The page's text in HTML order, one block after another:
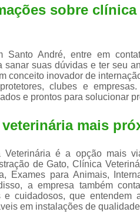
sobre
André, entre em
sanar suas dúvidas e ter seu
conceito inovador de
clubes e
e prontos para solucionar
mais
Veterinária é a opção mais
de Gato, Clínica
Exames para Animais,
a empresa também
e cuidadosos, que entendem
em instalações de